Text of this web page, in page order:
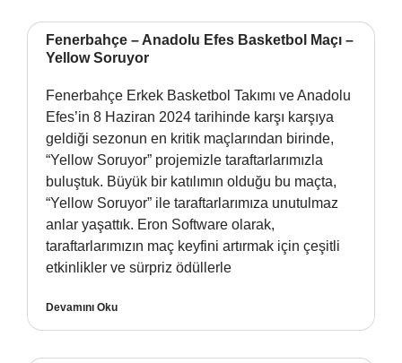
Fenerbahçe – Anadolu Efes Basketbol Maçı –
Yellow Soruyor
Fenerbahçe Erkek Basketbol Takımı ve Anadolu
Efes’in 8 Haziran 2024 tarihinde karşı karşıya
geldiği sezonun en kritik maçlarından birinde,
“Yellow Soruyor” projemizle taraftarlarımızla
buluştuk. Büyük bir katılımın olduğu bu maçta,
“Yellow Soruyor” ile taraftarlarımıza unutulmaz
anlar yaşattık. Eron Software olarak,
taraftarlarımızın maç keyfini artırmak için çeşitli
etkinlikler ve sürpriz ödüllerle
Devamını Oku